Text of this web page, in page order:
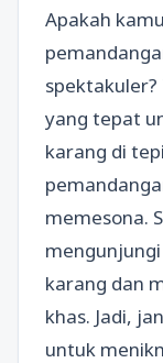
Apakah
yang tepat
karang di
memesona.
karang dan
khas. Jadi,
untuk